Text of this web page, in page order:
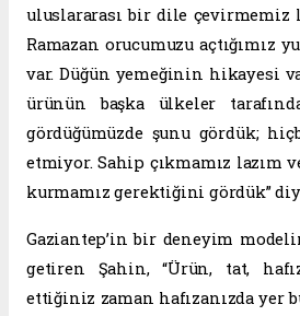
uluslararası bir dile çevirmemiz
Ramazan orucumuzu açtığımız
var. Düğün yemeğinin hikayesi
ürünün başka ülkeler
gördüğümüzde şunu gördük;
etmiyor. Sahip çıkmamız lazım
kurmamız gerektiğini gördük”
Gaziantep’in bir deneyim
getiren Şahin, “Ürün, tat,
ettiğiniz zaman hafızanızda yer